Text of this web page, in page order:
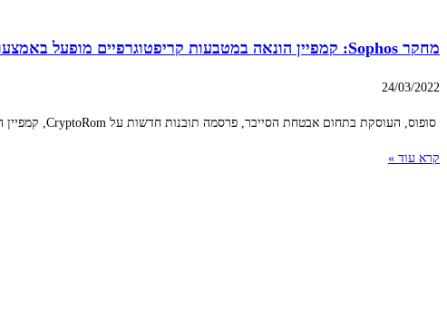
מחקר Sophos: קמפיין הונאה במטבעות קריפטוגרפיים מופעל באמצעות אפליקציות היכרויות פופולריות
24/03/2022
סופוס, העוסקת בתחום אבטחת הסייבר, פרסמה תובנות חדשות על CryptoRom, קמפיין הונאה בינלאומי במסחר במטבעות קריפטוגרפיים, המופעל נגד משתמשי אייפון ואנדרואיד באמצעות אפליקציות היכרויות פופולריות.
קרא עוד »